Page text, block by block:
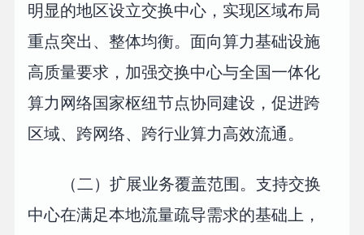
明显的地区设立交换中心，实现区域布局
重点突出、整体均衡。面向算力基础设施
高质量要求，加强交换中心与全国一体化
算力网络国家枢纽节点协同建设，促进跨
区域、跨网络、跨行业算力高效流通。
（二）扩展业务覆盖范围。支持交换
中心在满足本地流量疏导需求的基础上，